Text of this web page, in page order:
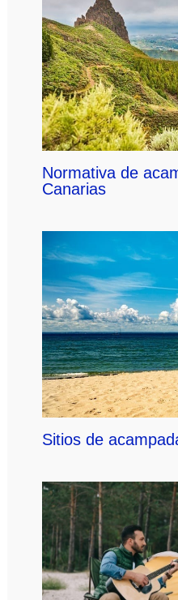
Normativa de
Canarias
Sitios de